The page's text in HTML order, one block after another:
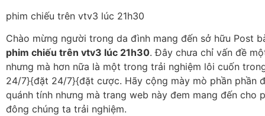
phim chiếu trên vtv3 lúc 21h30
Chào mừng người trong da đình mang đến sở hữu Post
phim chiếu trên vtv3 lúc 21h30. Đây chưa chỉ vấn đề
nhưng mà hơn nữa là một trong trải nghiệm lôi cuốn
24/7}{đặt 24/7}{đặt cược. Hãy cộng mày mò phần phần
quánh tính nhưng mà trang web này đem mang đến cho
đông chúng ta trải nghiệm.